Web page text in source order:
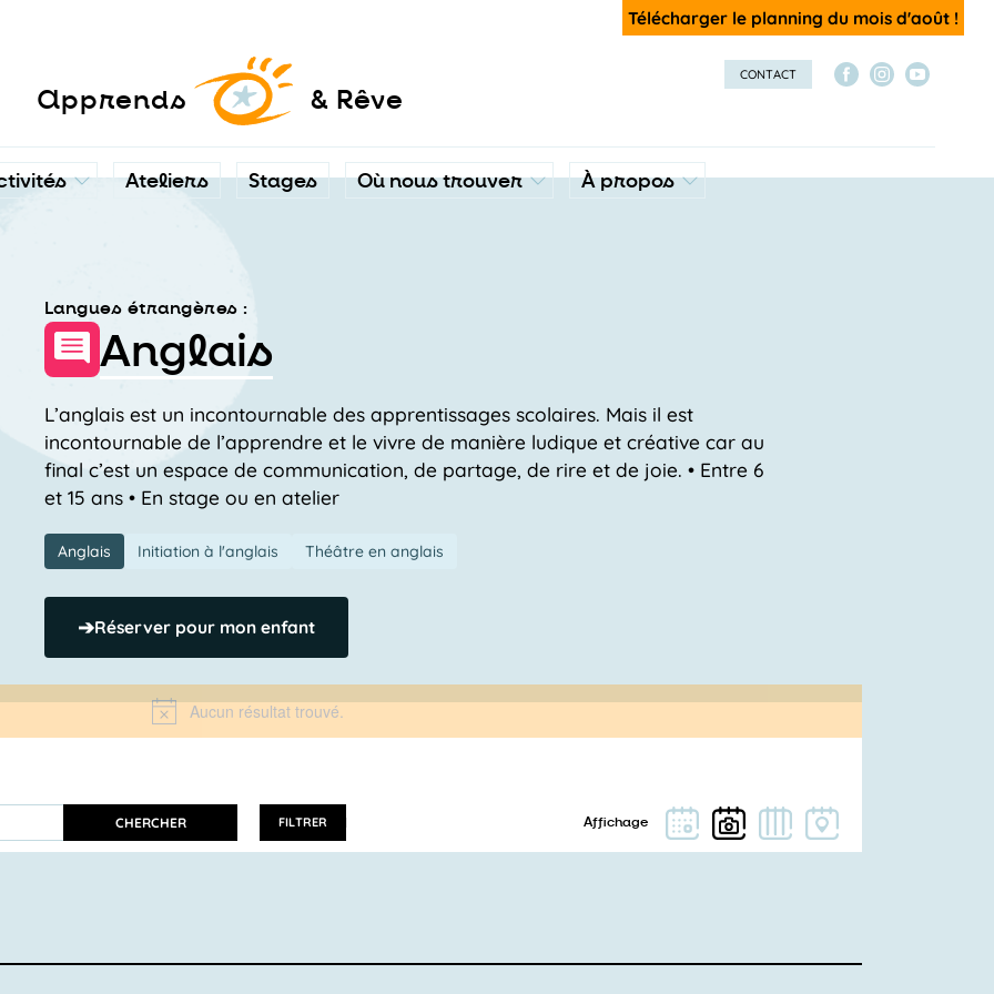
Télécharger le planning du mois d'août !
apprends & Rêve
Ateliers Stages Où nous trouver À propos
CONTACT
Langues étrangères :
Anglais
L’anglais est un incontournable des apprentissages scolaires. Mais il est
incontournable de l’apprendre et le vivre de manière ludique et créative car au
final c’est un espace de communication, de partage, de rire et de joie. • Entre 6
et 15 ans • En stage ou en atelier
Anglais Initiation à l'anglais Théâtre en anglais
➔Réserver pour mon enfant
Notice
Aucun résultat trouvé.
CHERCHER FILTRER